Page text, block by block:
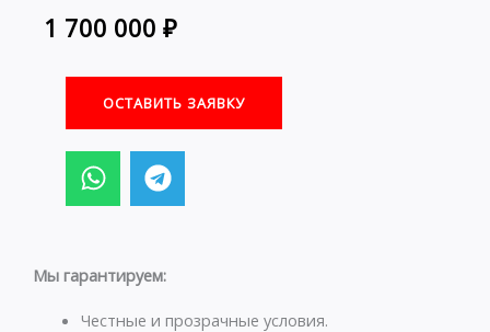
1 700 000 ₽
ОСТАВИТЬ ЗАЯВКУ
W
h
a
s
T
e
l
g
Мы гарантируем:
Честные и прозрачные условия.